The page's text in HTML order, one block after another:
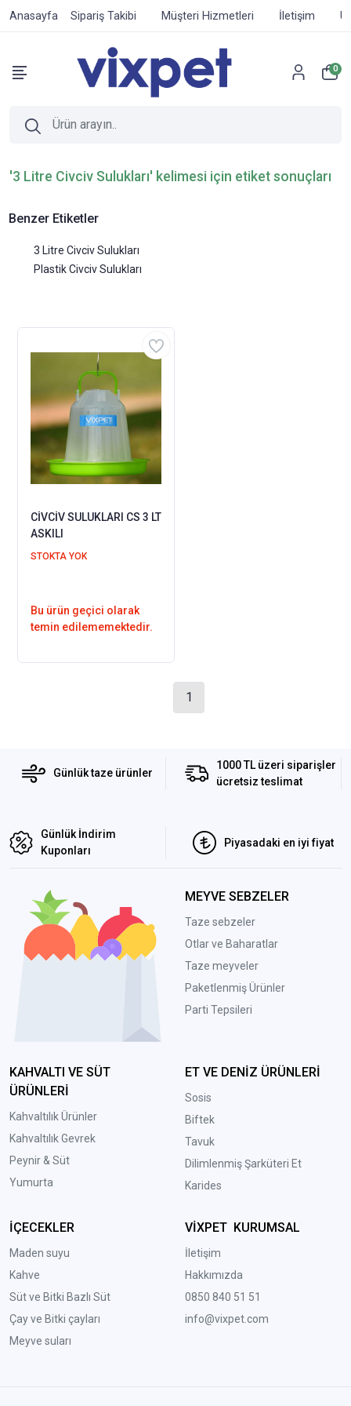
Anasayfa Sipariş Takibi Müşteri Hizmetleri İletişim
0
'3 Litre Civciv Sulukları' kelimesi için etiket sonuçları
Benzer Etiketler
3 Litre Civciv Sulukları
Plastik Civciv Sulukları
CİVCİV SULUKLARI CS 3 LT
ASKILI
STOKTA YOK
Bu ürün geçici olarak
temin edilememektedir.
1
Günlük taze ürünler
1000 TL üzeri siparişler
ücretsiz teslimat
Günlük İndirim
Kuponları
Piyasadaki en iyi fiyat
MEYVE SEBZELER
Taze sebzeler
Otlar ve Baharatlar
Taze meyveler
Paketlenmiş Ürünler
Parti Tepsileri
KAHVALTI VE SÜT
ÜRÜNLERİ
Kahvaltılık Ürünler
Kahvaltılık Gevrek
Peynir & Süt
Yumurta
ET VE DENİZ ÜRÜNLERİ
Sosis
Biftek
Tavuk
Dilimlenmiş Şarküteri Et
Karides
İÇECEKLER
Maden suyu
Kahve
Süt ve Bitki Bazlı Süt
Çay ve Bitki çayları
Meyve suları
VİXPET KURUMSAL
İletişim
Hakkımızda
0850 840 51 51
info@vixpet.com